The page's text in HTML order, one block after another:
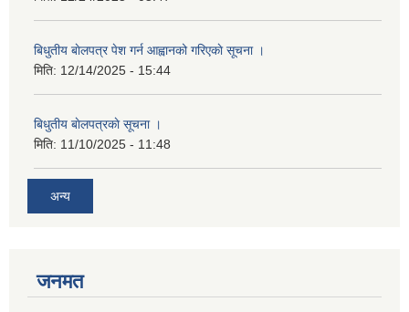
बिधुतीय बाेलपत्र पेश गर्न आह्वानको गरिएकाे सूचना ।
मिति: 12/14/2025 - 15:44
बिधुतीय बाेलपत्रकाे सूचना ।
मिति: 11/10/2025 - 11:48
अन्य
जनमत